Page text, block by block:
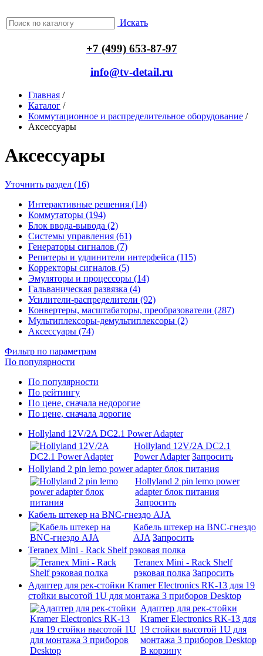
Искать
+7 (499) 653-87-97
info@tv-detail.ru
Главная /
Каталог /
Коммутационное и распределительное оборудование /
Аксессуары
Аксессуары
Уточнить раздел (16)
Интерактивные решения (14)
Коммутаторы (194)
Блок ввода-вывода (2)
Системы управления (61)
Генераторы сигналов (7)
Репитеры и удлинители интерфейса (115)
Корректоры сигналов (5)
Эмуляторы и процессоры (14)
Гальваническая развязка (4)
Усилители-распределители (92)
Конвертеры, масштабаторы, преобразователи (287)
Мультиплексоры-демультиплексоры (2)
Аксессуары (74)
Фильтр по параметрам
По популярности
По популярности
По рейтингу
По цене, сначала недорогие
По цене, сначала дорогие
Hollyland 12V/2A DC2.1 Power Adapter
Hollyland 12V/2A DC2.1
Power Adapter Запросить
Hollyland 2 pin lemo power adapter блок питания
Hollyland 2 pin lemo power
adapter блок питания
Запросить
Кабель штекер на BNC-гнездо AJA
Кабель штекер на BNC-гнездо
AJA Запросить
Teranex Mini - Rack Shelf рэковая полка
Teranex Mini - Rack Shelf
рэковая полка Запросить
Адаптер для рек-стойки Kramer Electronics RK-13 для 19
стойки высотой 1U для монтажа 3 приборов Desktop
Адаптер для рек-стойки
Kramer Electronics RK-13 для
19 стойки высотой 1U для
монтажа 3 приборов Desktop
В корзину